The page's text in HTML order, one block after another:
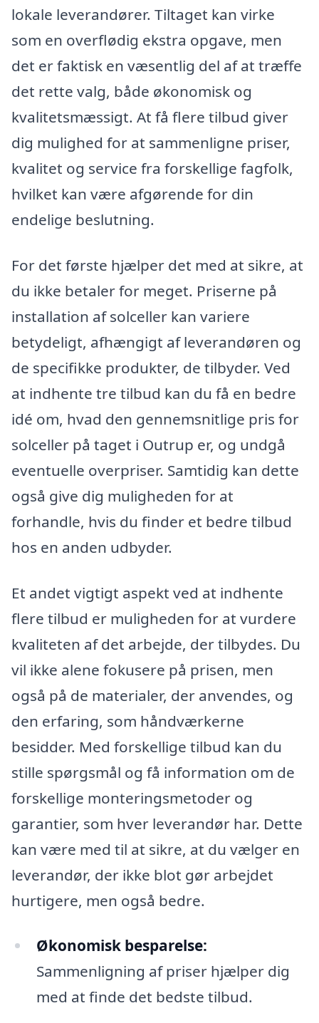
lokale leverandører. Tiltaget kan virke
som en overflødig ekstra opgave, men
det er faktisk en væsentlig del af at træffe
det rette valg, både økonomisk og
kvalitetsmæssigt. At få flere tilbud giver
dig mulighed for at sammenligne priser,
kvalitet og service fra forskellige fagfolk,
hvilket kan være afgørende for din
endelige beslutning.
For det første hjælper det med at sikre, at
du ikke betaler for meget. Priserne på
installation af solceller kan variere
betydeligt, afhængigt af leverandøren og
de specifikke produkter, de tilbyder. Ved
at indhente tre tilbud kan du få en bedre
idé om, hvad den gennemsnitlige pris for
solceller på taget i Outrup er, og undgå
eventuelle overpriser. Samtidig kan dette
også give dig muligheden for at
forhandle, hvis du finder et bedre tilbud
hos en anden udbyder.
Et andet vigtigt aspekt ved at indhente
flere tilbud er muligheden for at vurdere
kvaliteten af det arbejde, der tilbydes. Du
vil ikke alene fokusere på prisen, men
også på de materialer, der anvendes, og
den erfaring, som håndværkerne
besidder. Med forskellige tilbud kan du
stille spørgsmål og få information om de
forskellige monteringsmetoder og
garantier, som hver leverandør har. Dette
kan være med til at sikre, at du vælger en
leverandør, der ikke blot gør arbejdet
hurtigere, men også bedre.
Økonomisk besparelse:
Sammenligning af priser hjælper dig
med at finde det bedste tilbud.